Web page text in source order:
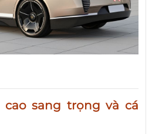
sang trọng và cá